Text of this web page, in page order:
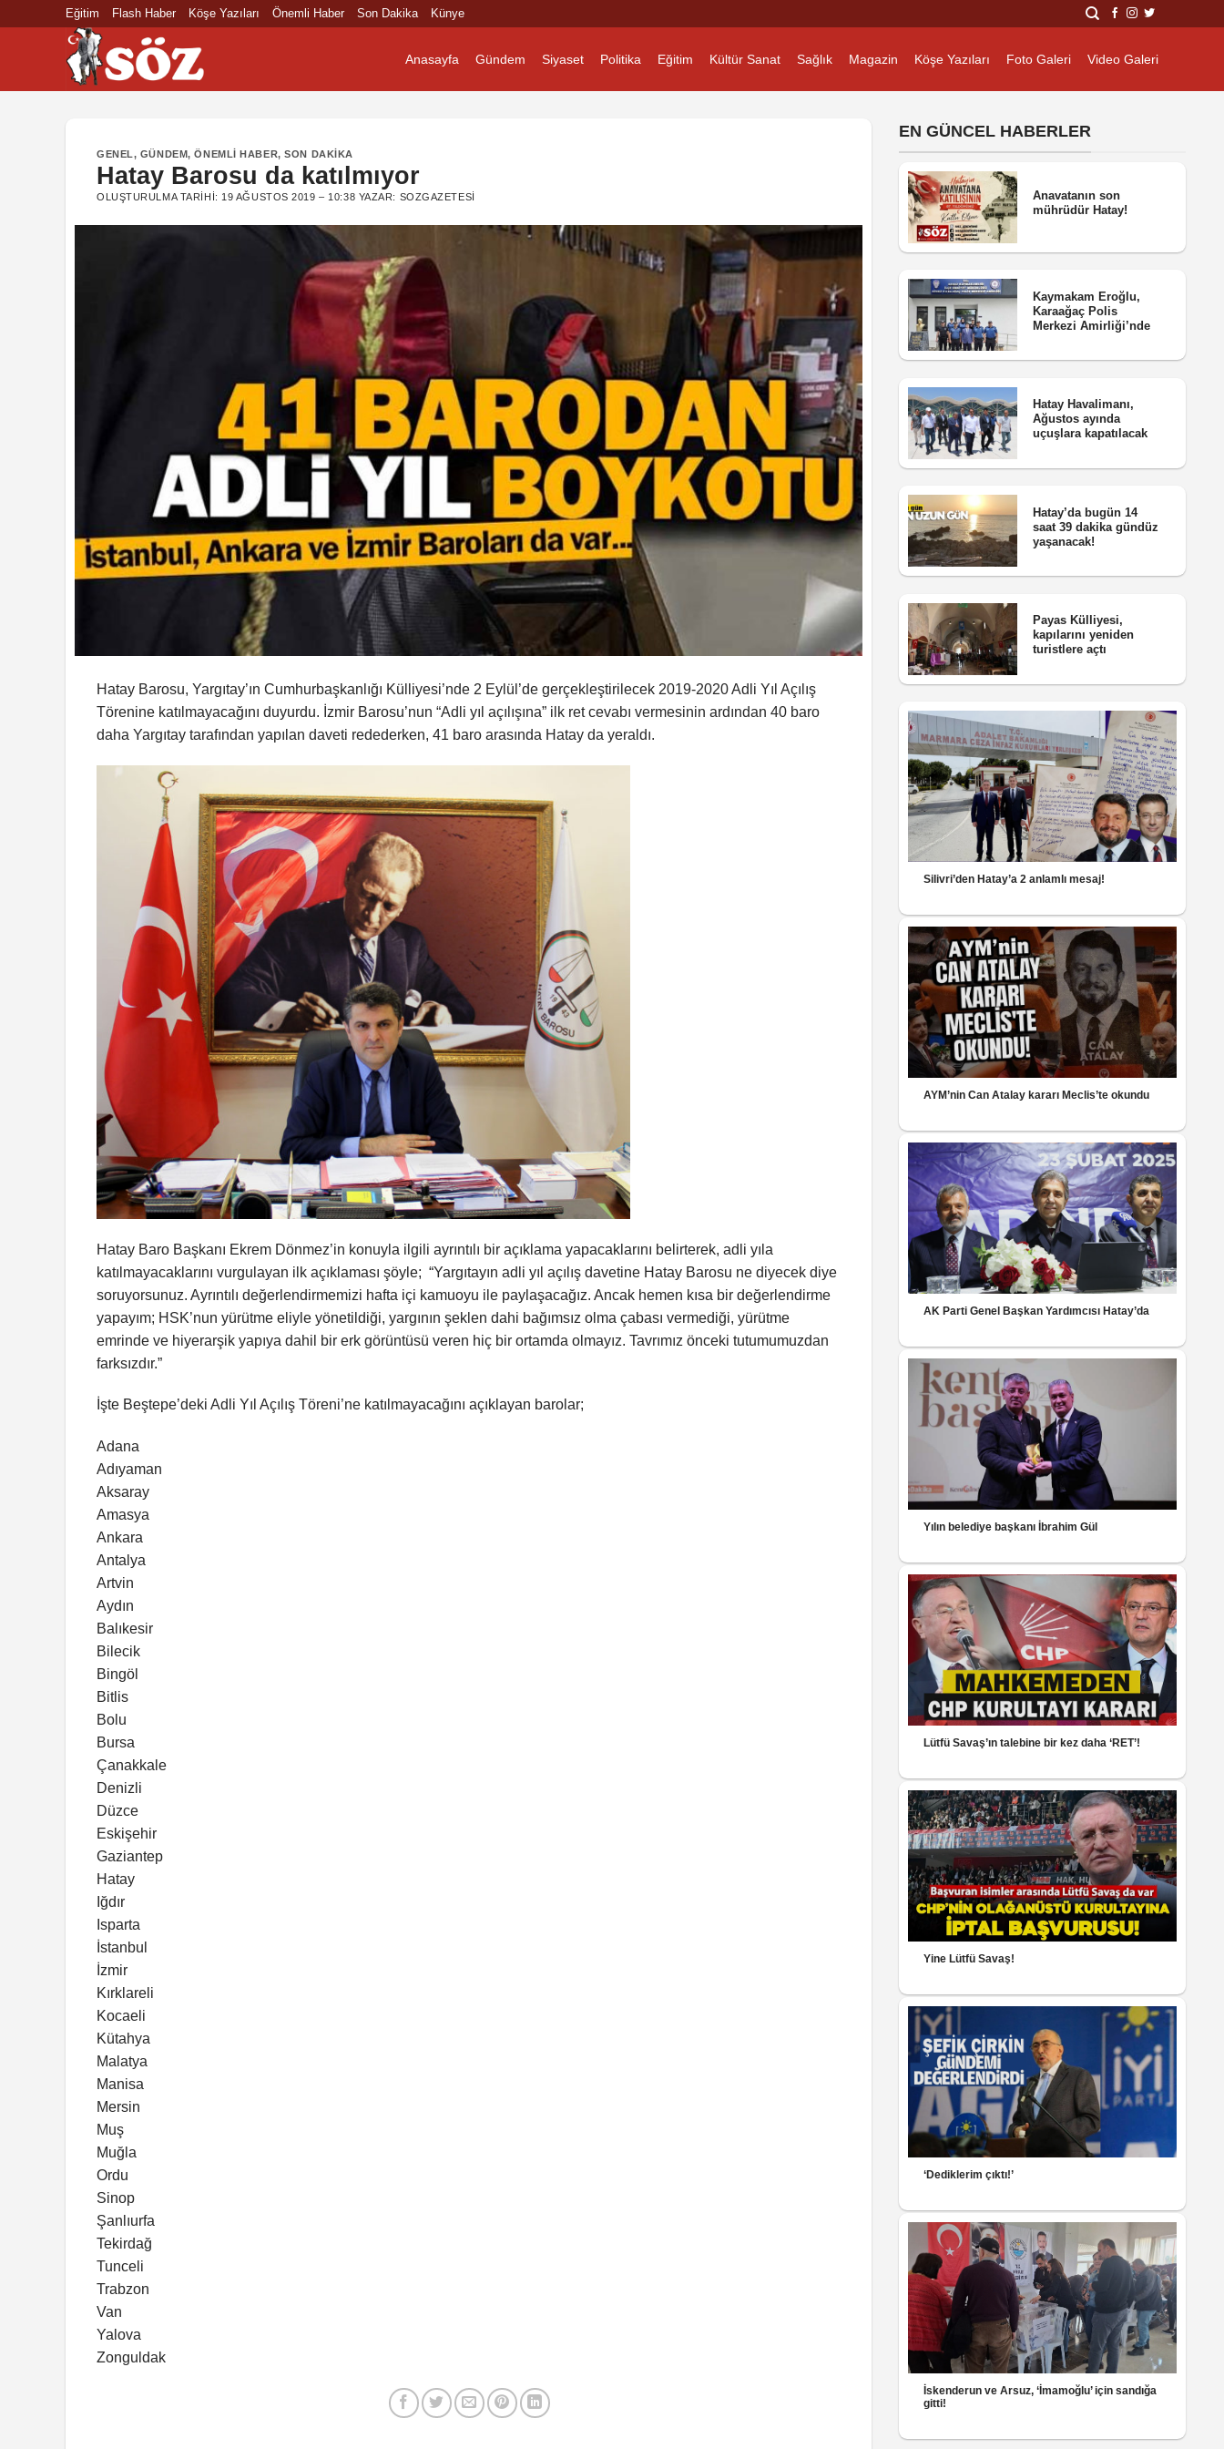
Eğitim Flash Haber Köşe Yazıları Önemli Haber Son Dakika Künye
Anasayfa Gündem Siyaset Politika Eğitim Kültür Sanat Sağlık Magazin Köşe Yazıları Foto Galeri Video Galeri
GENEL, GÜNDEM,ÖNEMLI HABER,SON DAKIKA
Hatay Barosu da katılmıyor
OLUŞTURULMA TARIHI: 19 AĞUSTOS 2019 – 10:38 YAZAR: SOZGAZETESI
Hatay Barosu, Yargıtay’ın Cumhurbaşkanlığı Külliyesi’nde 2 Eylül’de gerçekleştirilecek 2019-2020 Adli Yıl Açılış
Törenine katılmayacağını duyurdu. İzmir Barosu’nun “Adli yıl açılışına” ilk ret cevabı vermesinin ardından 40 baro
daha Yargıtay tarafından yapılan daveti redederken, 41 baro arasında Hatay da yeraldı.
Hatay Baro Başkanı Ekrem Dönmez’in konuyla ilgili ayrıntılı bir açıklama yapacaklarını belirterek, adli yıla
katılmayacaklarını vurgulayan ilk açıklaması şöyle; “Yargıtayın adli yıl açılış davetine Hatay Barosu ne diyecek diye
soruyorsunuz. Ayrıntılı değerlendirmemizi hafta içi kamuoyu ile paylaşacağız. Ancak hemen kısa bir değerlendirme
yapayım; HSK’nun yürütme eliyle yönetildiği, yargının şeklen dahi bağımsız olma çabası vermediği, yürütme
emrinde ve hiyerarşik yapıya dahil bir erk görüntüsü veren hiç bir ortamda olmayız. Tavrımız önceki tutumumuzdan
farksızdır.”
İşte Beştepe’deki Adli Yıl Açılış Töreni’ne katılmayacağını açıklayan barolar;
Adana
Adıyaman
Aksaray
Amasya
Ankara
Antalya
Artvin
Aydın
Balıkesir
Bilecik
Bingöl
Bitlis
Bolu
Bursa
Çanakkale
Denizli
Düzce
Eskişehir
Gaziantep
Hatay
Iğdır
Isparta
İstanbul
İzmir
Kırklareli
Kocaeli
Kütahya
Malatya
Manisa
Mersin
Muş
Muğla
Ordu
Sinop
Şanlıurfa
Tekirdağ
Tunceli
Trabzon
Van
Yalova
Zonguldak
EN GÜNCEL HABERLER
Anavatanın son
mührüdür Hatay!
Kaymakam Eroğlu,
Karaağaç Polis
Merkezi Amirliği’nde
Hatay Havalimanı,
Ağustos ayında
uçuşlara kapatılacak
Hatay’da bugün 14
saat 39 dakika gündüz
yaşanacak!
Payas Külliyesi,
kapılarını yeniden
turistlere açtı
Silivri’den Hatay’a 2 anlamlı mesaj!
AYM’nin Can Atalay kararı Meclis’te okundu
AK Parti Genel Başkan Yardımcısı Hatay’da
Yılın belediye başkanı İbrahim Gül
Lütfü Savaş’ın talebine bir kez daha ‘RET’!
Yine Lütfü Savaş!
‘Dediklerim çıktı!’
İskenderun ve Arsuz, ‘İmamoğlu’ için sandığa
gitti!